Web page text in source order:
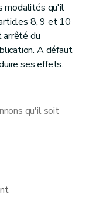
modalités qu'il
8, 9 et 10
arrêté du
A défaut
ses effets.
qu'il soit